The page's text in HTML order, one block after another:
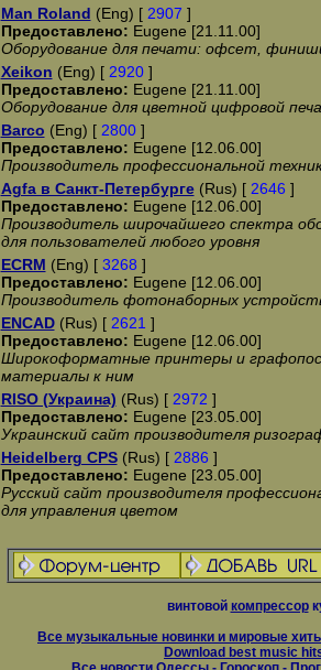
Man Roland (Eng) [ 2907 ]
Предоставлено: Eugene [21.11.00]
Оборудование для печати: офсет,
Xeikon (Eng) [ 2920]
Предоставлено: Eugene [21.11.00]
Оборудование для цветной цифровой
Barco (Eng) [ 2800]
Предоставлено: Eugene [12.06.00]
Производитель профессиональной
Agfa в Санкт-Петербурге(Rus) [ 2646 ]
Предоставлено: Eugene [12.06.00]
Производитель широчайшего спектра
для пользователей любого уровня
ECRM (Eng) [ 3268 ]
Предоставлено: Eugene [12.06.00]
Производитель фотонаборных
ENCAD(Rus) [ 2621 ]
Предоставлено: Eugene [12.06.00]
Широкоформатные принтеры и
материалы к ним
RISO (Украина) (Rus) [ 2972 ]
Предоставлено: Eugene [23.05.00]
Украинский сайт производителя
Heidelberg CPS(Rus) [ 2886 ]
Предоставлено: Eugene [23.05.00]
Русский сайт производителя
для управления цветом
винтовой компрессор
Все музыкальные новинки и мировые
Download best music